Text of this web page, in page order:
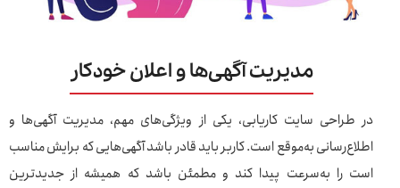
مدیریت آگهی‌ها و اعلان خودکار
در طراحی سایت کاریابی، یکی از ویژگی‌های مهم، مدیریت آگهی‌ها و
اطلاع‌رسانی به‌موقع است. کاربر باید قادر باشد آگهی‌هایی که برایش مناسب
است را به‌سرعت پیدا کند و مطمئن باشد که همیشه از جدیدترین